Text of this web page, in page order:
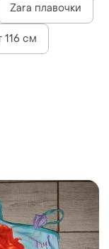
Zara плавочки
116 см